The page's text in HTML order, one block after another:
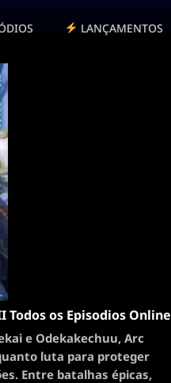
LANÇAMENTOS
os Episodios Online
e Odekakechuu, Arc
luta para proteger
Entre batalhas épicas,